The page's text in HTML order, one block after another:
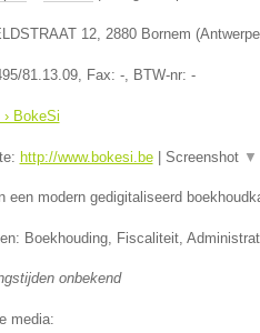
12, 2880 Bornem (
81.13.09, Fax: -, BTW-nr: -
› BokeSi
http://www.bokesi.be| Screenshot ▼
een modern gedigitaliseerd
Boekhouding, Fiscaliteit,
onbekend
media: